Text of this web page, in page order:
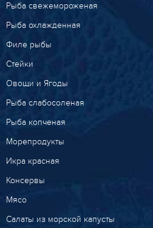
Рыба свежемороженая
Рыба охлажденная
Филе рыбы
Стейки
Овощи и Ягоды
Рыба слабосоленая
Рыба копченая
Морепродукты
Икра красная
Консервы
Мясо
Салаты из морской капусты